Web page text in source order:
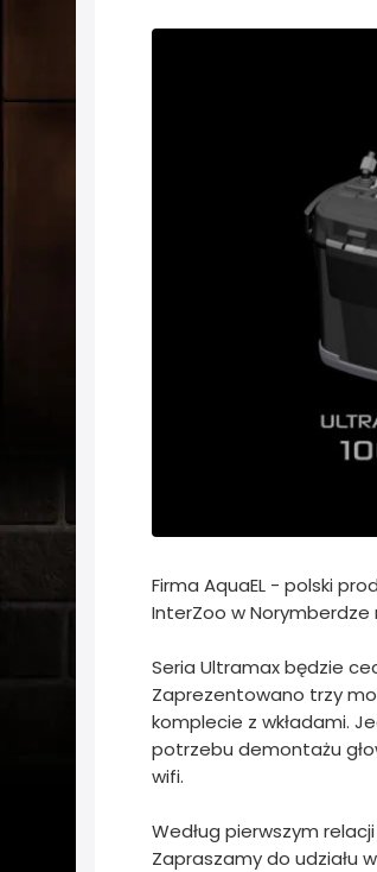
Firma AquaEL - polski
InterZoo w
Seria Ultramax będzie
Zaprezentowano trzy
komplecie z wkładami.
potrzebu demontażu
wifi.
Według pierwszym
Zapraszamy do udziału